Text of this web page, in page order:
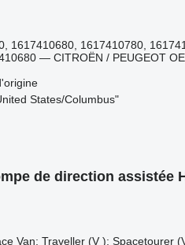
1617410680, 1617410780,
— CITROËN / PEUGEOT
States/Columbus"
de direction assistée
Van; Traveller (V );